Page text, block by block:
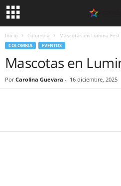
Inicio Colombia Mascotas en Lumina Fest
COLOMBIA EVENTOS
Mascotas en
Por Carolina Guevara - 16 diciembre, 2025